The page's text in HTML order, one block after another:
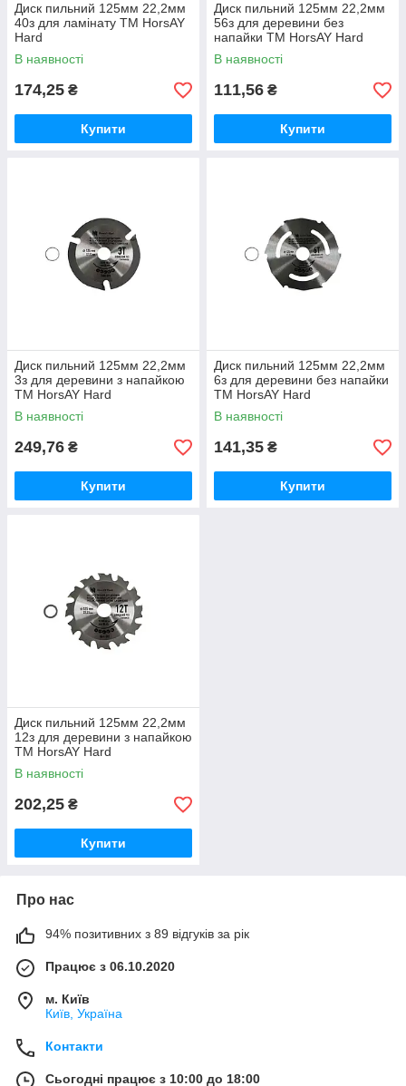
Диск пильний 125мм 22,2мм
40з для ламінату ТМ HorsAY
Hard
В наявності
174,25 ₴
Купити
Диск пильний 125мм 22,2мм
56з для деревини без
напайки ТМ HorsAY Hard
В наявності
111,56 ₴
Купити
Диск пильний 125мм 22,2мм
3з для деревини з напайкою
ТМ HorsAY Hard
В наявності
249,76 ₴
Купити
Диск пильний 125мм 22,2мм
6з для деревини без напайки
ТМ HorsAY Hard
В наявності
141,35 ₴
Купити
Диск пильний 125мм 22,2мм
12з для деревини з напайкою
ТМ HorsAY Hard
В наявності
202,25 ₴
Купити
Про нас
94% позитивних з 89 відгуків за рік
Працює з 06.10.2020
м. Київ
Київ, Україна
Контакти
Сьогодні працює з 10:00 до 18:00